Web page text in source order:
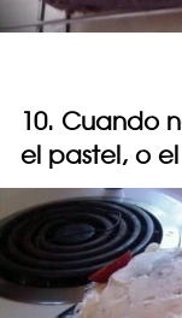
10. Cuando
el pastel, o